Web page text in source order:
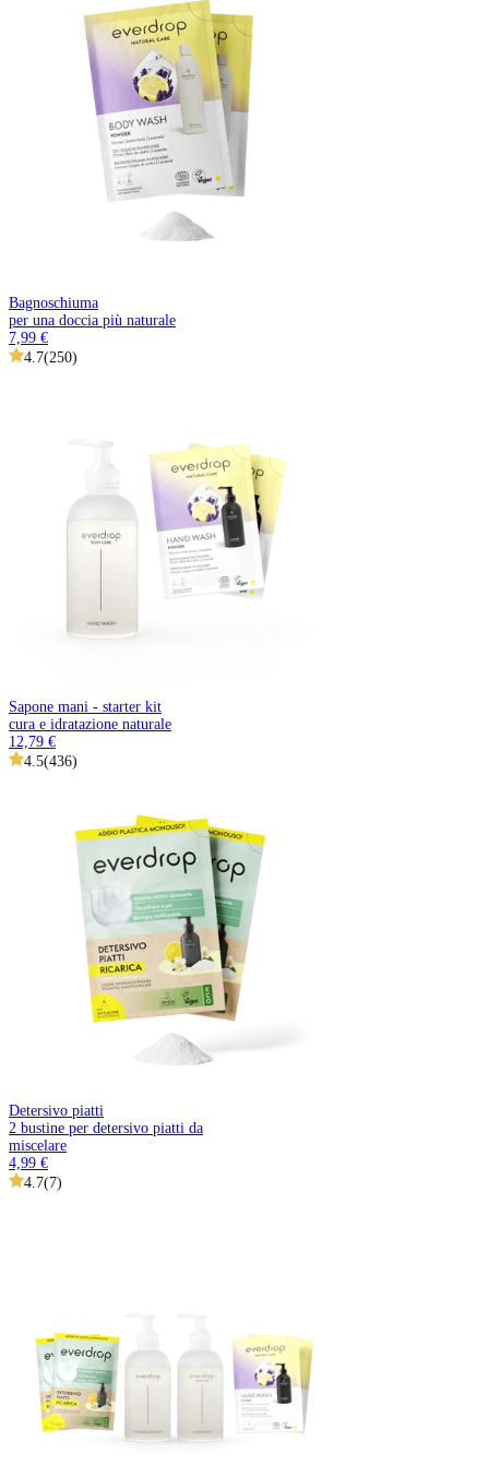
Bagnoschiuma
per una doccia più naturale
7,99 €
4.7(250)
Sapone mani - starter kit
cura e idratazione naturale
12,79 €
4.5(436)
Detersivo piatti
2 bustine per detersivo piatti da
miscelare
4,99 €
4.7(7)